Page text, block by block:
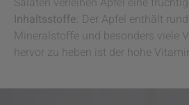
Inhaltsstoffe: Der Apfel enthält
Mineralstoffe und besonders viele
hervor zu heben ist der hohe